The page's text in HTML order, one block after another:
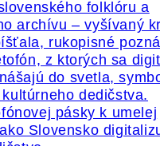
pásky k umelej
Slovensko